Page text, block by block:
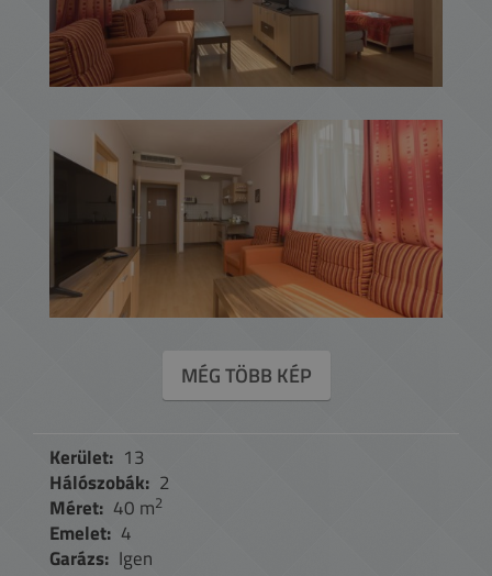
MÉG TÖBB KÉP
Kerület: 13
Hálószobák: 2
Méret: 40 m2
Emelet: 4
Garázs: Igen